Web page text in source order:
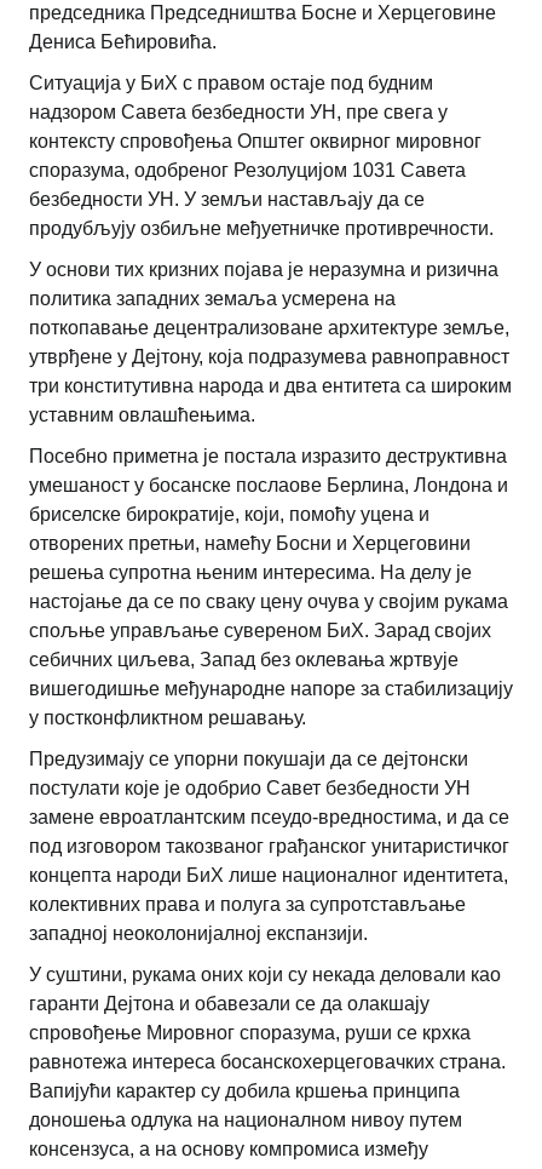
председника Председништва Босне и Херцеговине
Дениса Бећировића.
Ситуација у БиХ с правом остаје под будним
надзором Савета безбедности УН, пре свега у
контексту спровођења Општег оквирног мировног
споразума, одобреног Резолуцијом 1031 Савета
безбедности УН. У земљи настављају да се
продубљују озбиљне међуетничке противречности.
У основи тих кризних појава је неразумна и ризична
политика западних земаља усмерена на
поткопавање децентрализоване архитектуре земље,
утврђене у Дејтону, која подразумева равноправност
три конститутивна народа и два ентитета са широким
уставним овлашћењима.
Посебно приметна је постала изразито деструктивна
умешаност у босанске послаове Берлина, Лондона и
бриселске бирократије, који, помоћу уцена и
отворених претњи, намећу Босни и Херцеговини
решења супротна њеним интересима. На делу је
настојање да се по сваку цену очува у својим рукама
спољње управљање сувереном БиХ. Зарад својих
себичних циљева, Запад без оклевања жртвује
вишегодишње међународне напоре за стабилизацију
у постконфликтном решавању.
Предузимају се упорни покушаји да се дејтонски
постулати које је одобрио Савет безбедности УН
замене евроатлантским псеудо-вредностима, и да се
под изговором такозваног грађанског унитаристичког
концепта народи БиХ лише националног идентитета,
колективних права и полуга за супротстављање
западној неоколонијалној експанзији.
У суштини, рукама оних који су некада деловали као
гаранти Дејтона и обавезали се да олакшају
спровођење Мировног споразума, руши се крхка
равнотежа интереса босанскохерцеговачких страна.
Вапијући карактер су добила кршења принципа
доношења одлука на националном нивоу путем
консензуса, а на основу компромиса између